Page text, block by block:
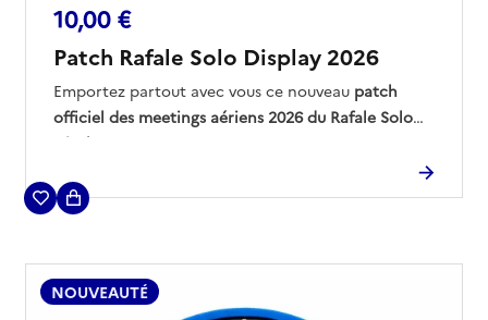
(11 avis)
10,00 €
Patch Rafale Solo Display 2026
Emportez partout avec vous ce nouveau patch
officiel des meetings aériens 2026 du Rafale Solo
Display
Ce modèle exclusif arbore la silhouette de l'équipe
technique en vol du Rafale pour l'armée de l'Air et
de l'Espace.
NOUVEAUTÉ